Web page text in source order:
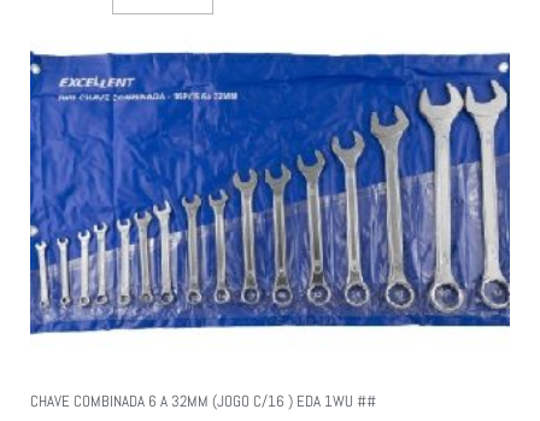
CHAVE COMBINADA 6 A 32MM (JOGO C/16 ) EDA 1WU ##